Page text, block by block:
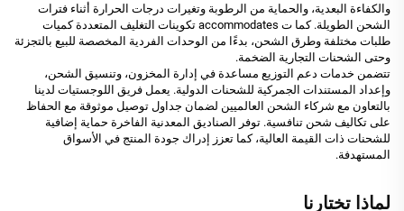
والكفاءة البعدية، والحماية من الرطوبة وتغيرات درجات الحرارة أثناء فترات
الشحن الطويلة. كما ت accommodates تكوينات التغليف المتعددة كميات
طلبات مختلفة وطرق الشحن، بدءًا من الوحدات الفردية المخصصة للبيع بالتجزئة
وحتى الشحنات التجارية الضخمة.
تتضمن خدمات دعم التوزيع مساعدة في إدارة المخزون، وتنسيق الشحن،
وإعداد المستندات الجمركية للشحنات الدولية. يعمل فريق اللوجستيات لدينا
بالتعاون مع شركاء الشحن العالميين لضمان جداول توصيل موثوقة مع الحفاظ
على تكاليف شحن تنافسية. توفر الصناديق المعدنية الفاخرة حماية إضافية
للشحنات ذات القيمة العالية، كما تعزز إدراك جودة المنتج في الأسواق
المستهدفة.
لماذا تختارنا